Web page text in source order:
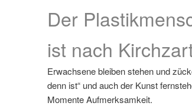
Der
ist nach
Erwachsene bleiben stehen und
denn ist“ und auch der Kunst
Momente Aufmerksamkeit.